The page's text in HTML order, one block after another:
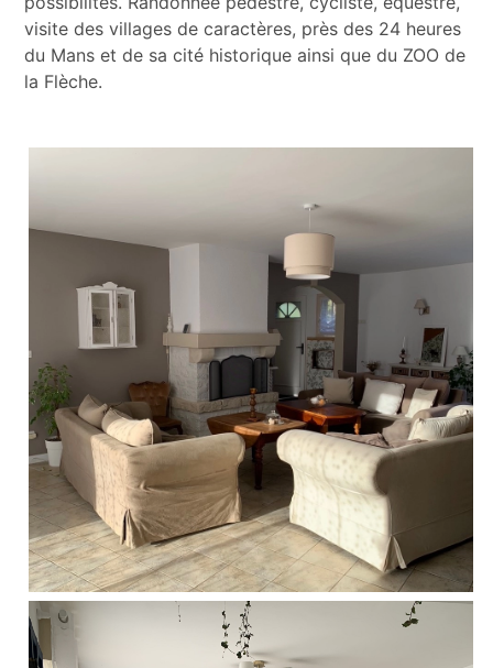
visite des villages de caractères, près des 24 heures
du Mans et de sa cité historique ainsi que du ZOO de
la Flèche.